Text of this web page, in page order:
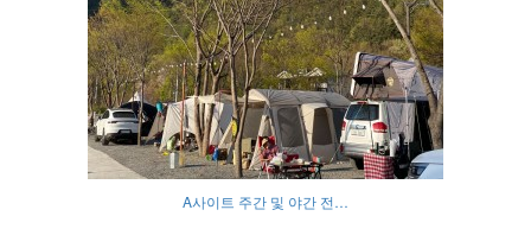
A사이트 주간 및 야간 전…